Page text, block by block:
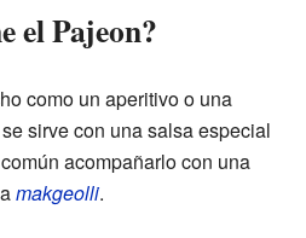
el Pajeon?
como un aperitivo o una
sirve con una salsa especial
acompañarlo con una
makgeolli.